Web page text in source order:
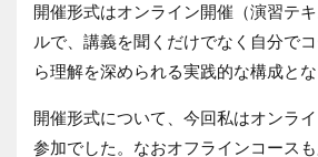
開催形式はオンライン開催（演習テ
ルで、講義を聞くだけでなく自分で
ら理解を深められる実践的な構成とな
開催形式について、今回私はオンラ
参加でした。なおオフラインコース